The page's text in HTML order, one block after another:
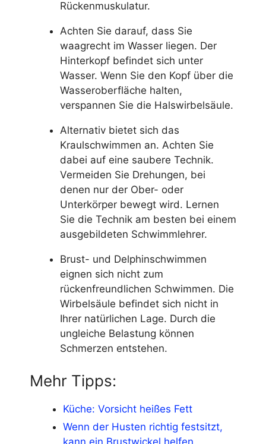
Rückenmuskulatur.
Achten Sie darauf, dass Sie
waagrecht im Wasser liegen. Der
Hinterkopf befindet sich unter
Wasser. Wenn Sie den Kopf über die
Wasseroberfläche halten,
verspannen Sie die Halswirbelsäule.
Alternativ bietet sich das
Kraulschwimmen an. Achten Sie
dabei auf eine saubere Technik.
Vermeiden Sie Drehungen, bei
denen nur der Ober- oder
Unterkörper bewegt wird. Lernen
Sie die Technik am besten bei einem
ausgebildeten Schwimmlehrer.
Brust- und Delphinschwimmen
eignen sich nicht zum
rückenfreundlichen Schwimmen. Die
Wirbelsäule befindet sich nicht in
Ihrer natürlichen Lage. Durch die
ungleiche Belastung können
Schmerzen entstehen.
Mehr Tipps:
Küche: Vorsicht heißes Fett
Wenn der Husten richtig festsitzt,
kann ein Brustwickel helfen